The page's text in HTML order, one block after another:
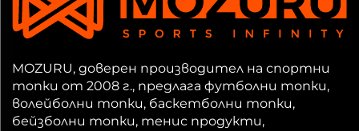
MOZURU, доверен производител на спортни
топки от 2008 г., предлага футболни топки,
волейболни топки, баскетболни топки,
бейзболни топки, тенис продукти,